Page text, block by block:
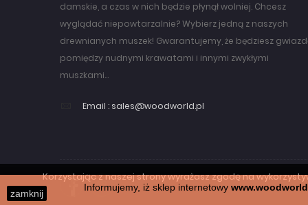
zamknij
Informujemy, iż sklep internetowy
damskie, a czas w nich będzie płynął wolniej. Chcesz
wyglądać niepowtarzalnie? Wybierz jedną z naszych
drewnianych muszek! Gwarantujemy, że będziesz
pomiędzy nudnymi krawatami i innymi zwykłymi
muszkami...
Email : sales@woodworld.pl
Korzystając z naszej strony wyrażasz zgodę na